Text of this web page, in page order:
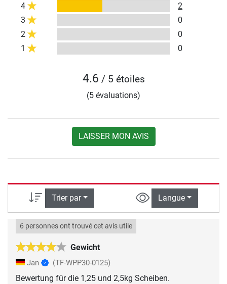
4
2
3
0
2
0
1
0
4.6 / 5 étoiles
(5 évaluations)
LAISSER MON AVIS
Trier par Langue
Gewicht
6 personnes ont trouvé cet avis utile
Jan (TF-WPP30-0125)
Bewertung für die 1,25 und 2,5kg Scheiben.